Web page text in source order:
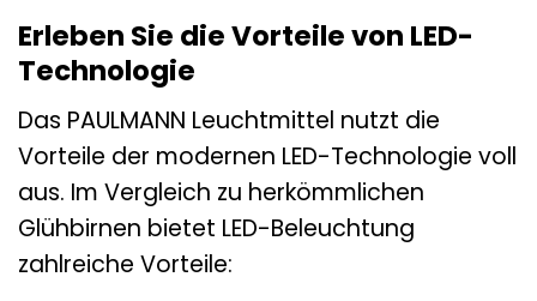
Erleben Sie die Vorteile von LED-
Technologie
Das PAULMANN Leuchtmittel nutzt die
Vorteile der modernen LED-Technologie voll
aus. Im Vergleich zu herkömmlichen
Glühbirnen bietet LED-Beleuchtung
zahlreiche Vorteile: